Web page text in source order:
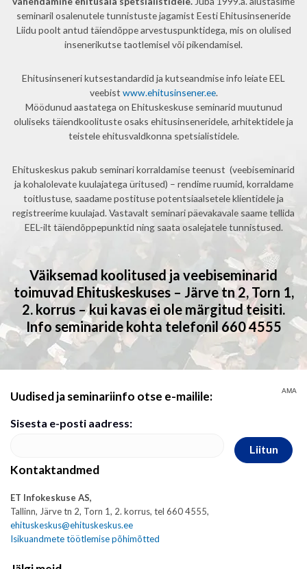
seminaril osalenutele tunnistuste jagamist Eesti Ehitusinseneride
Liidu poolt antud täiendõppe arvestuspunktidega, mis on olulised
insenerikutse taotlemisel või pikendamisel.
Ehitusinseneri kutsestandardid ja kutseandmise info leiate EEL
veebist www.ehitusinsener.ee.
Möödunud aastatega on Ehituskeskuse seminarid muutunud
oluliseks täiendkoolituste osaks ehitusinseneridele, arhitektidele ja
teistele ehitusvaldkonna spetsialistidele.
Ehituskeskus pakub seminari korraldamise teenust (veebiseminarid
ja kohalolevate kuulajatega üritused) – rendime ruumid, korraldame
toitlustuse, saadame postituse potentsiaalsetele klientidele ja
registreerime kuulajad. Vastavalt seminari päevakavale saame tellida
EEL-ilt täiendõppepunktid ning saata osalejatele tunnistused.
Väiksemad koolitused ja veebiseminarid
toimuvad Ehituskeskuses – Järve tn 2, Torn 1,
2. korrus – kui kavas ei ole märgitud teisiti.
Info seminaride kohta telefonil 660 4555
Uudised ja seminariinfo otse e-mailile:
Sisesta e-posti aadress:
Liitun
Kontaktandmed
ET Infokeskuse AS,
Tallinn, Järve tn 2, Torn 1, 2. korrus, tel 660 4555,
ehituskeskus@ehituskeskus.ee
Isikuandmete töötlemise põhimõtted
AMA